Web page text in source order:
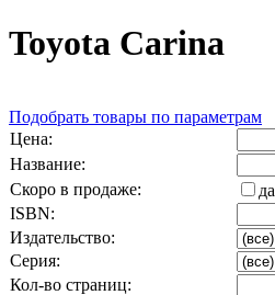
Toyota Carina
Подобрать товары по параметрам
Цена:
Название:
Скоро в продаже:
да
ISBN:
Издательство:
Серия:
Кол-во страниц: